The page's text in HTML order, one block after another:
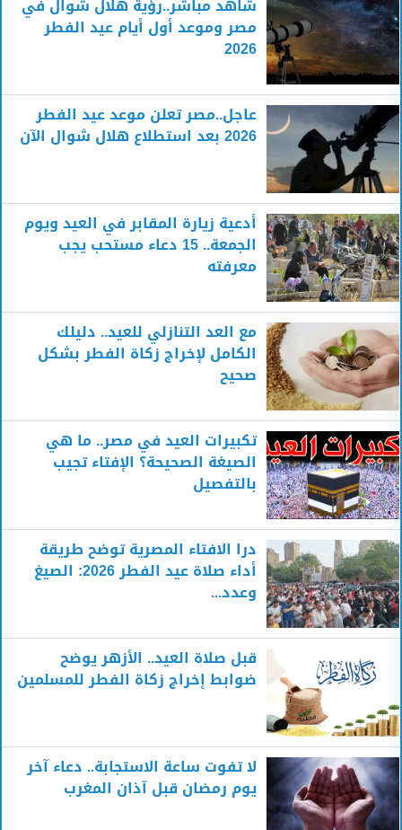
شاهد مباشر..رؤية هلال شوال في
مصر وموعد أول أيام عيد الفطر
2026
عاجل..مصر تعلن موعد عيد الفطر
2026 بعد استطلاع هلال شوال الآن
أدعية زيارة المقابر في العيد ويوم
الجمعة.. 15 دعاء مستحب يجب
معرفته
مع العد التنازلي للعيد.. دليلك
الكامل لإخراج زكاة الفطر بشكل
صحيح
تكبيرات العيد في مصر.. ما هي
الصيغة الصحيحة؟ الإفتاء تجيب
بالتفصيل
درا الافتاء المصرية توضح طريقة
أداء صلاة عيد الفطر 2026: الصيغ
وعدد...
قبل صلاة العيد.. الأزهر يوضح
ضوابط إخراج زكاة الفطر للمسلمين
لا تفوت ساعة الاستجابة.. دعاء آخر
يوم رمضان قبل آذان المغرب